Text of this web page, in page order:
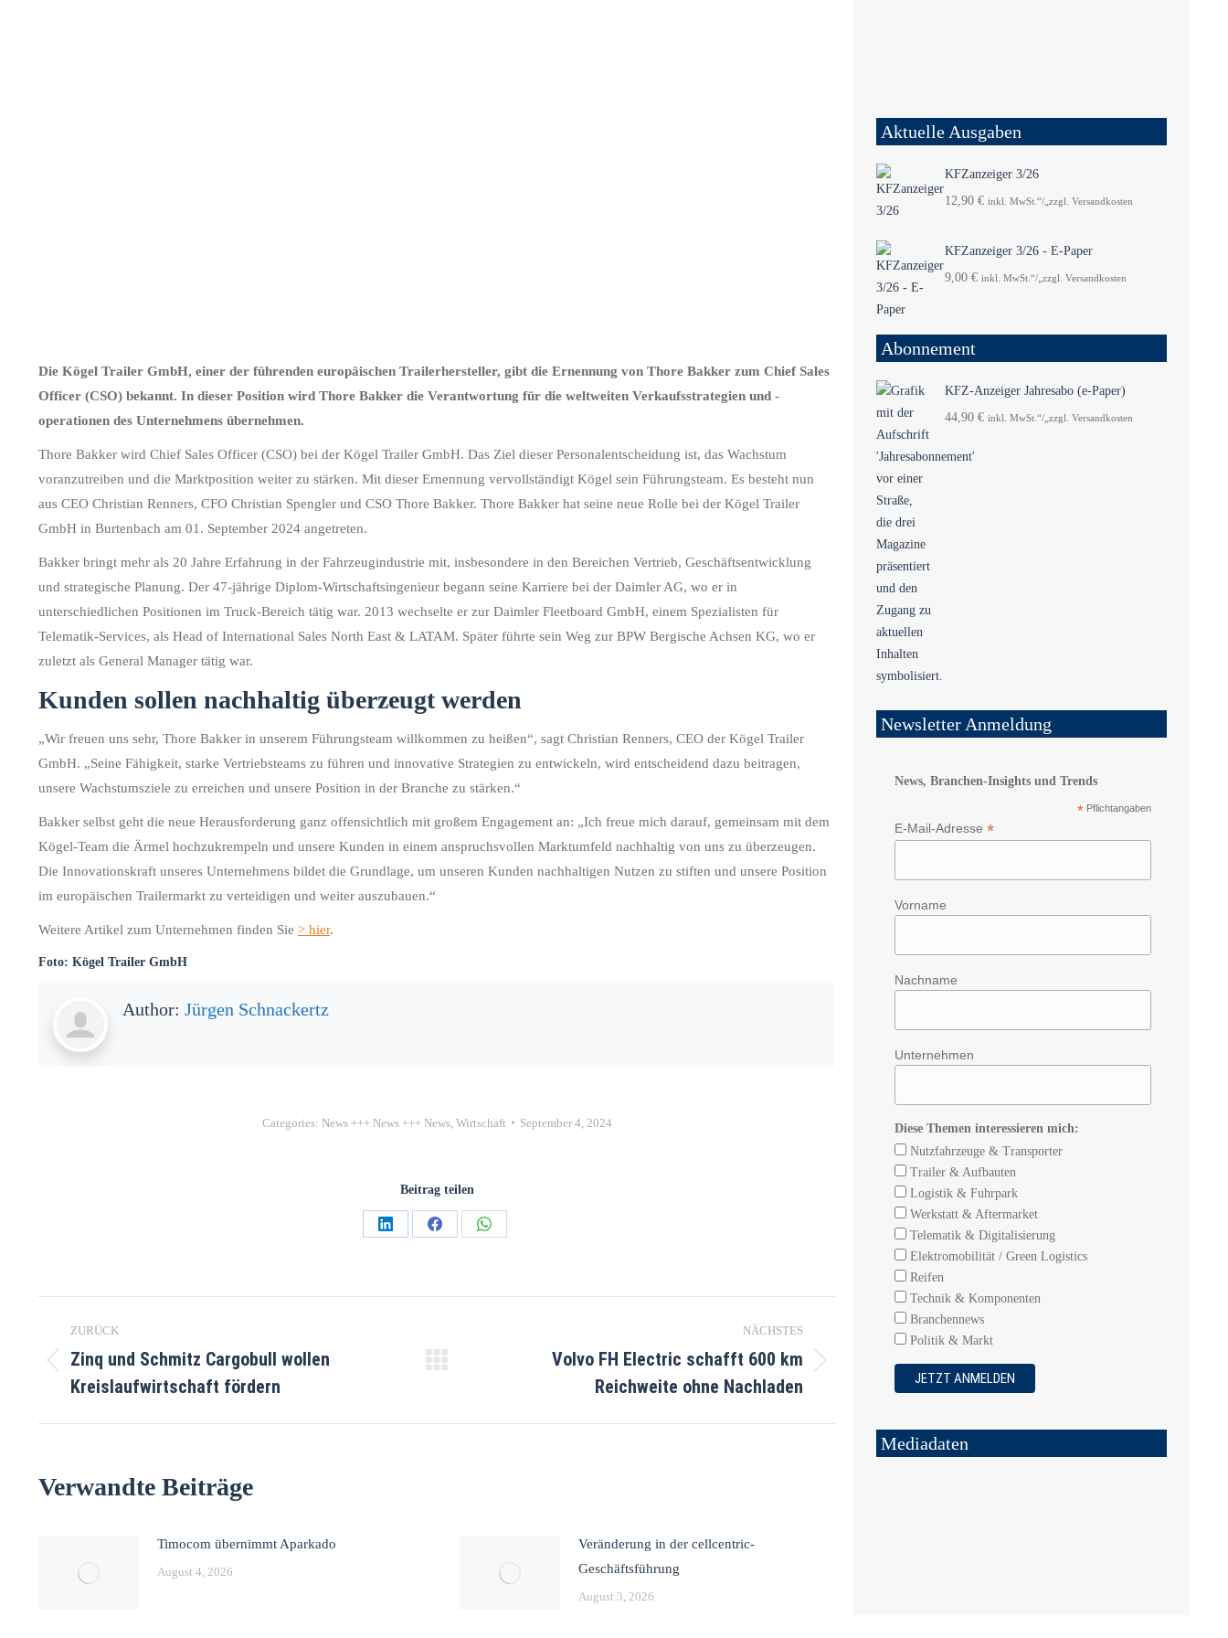
Die Kögel Trailer GmbH, einer der führenden europäischen Trailerhersteller, gibt die Ernennung von Thore Bakker zum Chief Sales
Officer (CSO) bekannt. In dieser Position wird Thore Bakker die Verantwortung für die weltweiten Verkaufsstrategien und -
operationen des Unternehmens übernehmen.
Thore Bakker wird Chief Sales Officer (CSO) bei der Kögel Trailer GmbH. Das Ziel dieser Personalentscheidung ist, das Wachstum
voranzutreiben und die Marktposition weiter zu stärken. Mit dieser Ernennung vervollständigt Kögel sein Führungsteam. Es besteht nun
aus CEO Christian Renners, CFO Christian Spengler und CSO Thore Bakker. Thore Bakker hat seine neue Rolle bei der Kögel Trailer
GmbH in Burtenbach am 01. September 2024 angetreten.
Bakker bringt mehr als 20 Jahre Erfahrung in der Fahrzeugindustrie mit, insbesondere in den Bereichen Vertrieb, Geschäftsentwicklung
und strategische Planung. Der 47-jährige Diplom-Wirtschaftsingenieur begann seine Karriere bei der Daimler AG, wo er in
unterschiedlichen Positionen im Truck-Bereich tätig war. 2013 wechselte er zur Daimler Fleetboard GmbH, einem Spezialisten für
Telematik-Services, als Head of International Sales North East & LATAM. Später führte sein Weg zur BPW Bergische Achsen KG, wo er
zuletzt als General Manager tätig war.
Kunden sollen nachhaltig überzeugt werden
„Wir freuen uns sehr, Thore Bakker in unserem Führungsteam willkommen zu heißen“, sagt Christian Renners, CEO der Kögel Trailer
GmbH. „Seine Fähigkeit, starke Vertriebsteams zu führen und innovative Strategien zu entwickeln, wird entscheidend dazu beitragen,
unsere Wachstumsziele zu erreichen und unsere Position in der Branche zu stärken.“
Bakker selbst geht die neue Herausforderung ganz offensichtlich mit großem Engagement an: „Ich freue mich darauf, gemeinsam mit dem
Kögel-Team die Ärmel hochzukrempeln und unsere Kunden in einem anspruchsvollen Marktumfeld nachhaltig von uns zu überzeugen.
Die Innovationskraft unseres Unternehmens bildet die Grundlage, um unseren Kunden nachhaltigen Nutzen zu stiften und unsere Position
im europäischen Trailermarkt zu verteidigen und weiter auszubauen.“
Weitere Artikel zum Unternehmen finden Sie > hier.
Foto: Kögel Trailer GmbH
Author: Jürgen Schnackertz
Categories: News +++ News +++ News, Wirtschaft September 4, 2024
Beitrag teilen
ZURÜCK
Zinq und Schmitz Cargobull wollen
Kreislaufwirtschaft fördern
NÄCHSTES
Volvo FH Electric schafft 600 km
Reichweite ohne Nachladen
Verwandte Beiträge
Timocom übernimmt Aparkado
August 4, 2026
Veränderung in der cellcentric-
Geschäftsführung
August 3, 2026
Aktuelle Ausgaben
KFZanzeiger 3/26
12,90 € inkl. MwSt.“/„zzgl. Versandkosten
KFZanzeiger 3/26 - E-Paper
9,00 € inkl. MwSt.“/„zzgl. Versandkosten
Abonnement
KFZ-Anzeiger Jahresabo (e-Paper)
44,90 € inkl. MwSt.“/„zzgl. Versandkosten
Newsletter Anmeldung
News, Branchen-Insights und Trends
* Pflichtangaben
E-Mail-Adresse *
Vorname
Nachname
Unternehmen
Diese Themen interessieren mich:
Nutzfahrzeuge & Transporter
Trailer & Aufbauten
Logistik & Fuhrpark
Werkstatt & Aftermarket
Telematik & Digitalisierung
Elektromobilität / Green Logistics
Reifen
Technik & Komponenten
Branchennews
Politik & Markt
Mediadaten